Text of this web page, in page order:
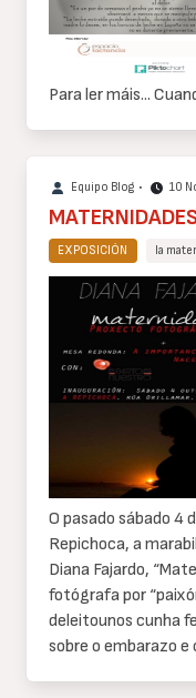
Para ler máis...
Equipo Blog • 10
EXPOSICIÓN la
Cuerpo
texto
O pasado sábado 4
Repichoca, a
Diana Fajardo,
fotógrafa por
deleitounos cunha
sobre o embarazo